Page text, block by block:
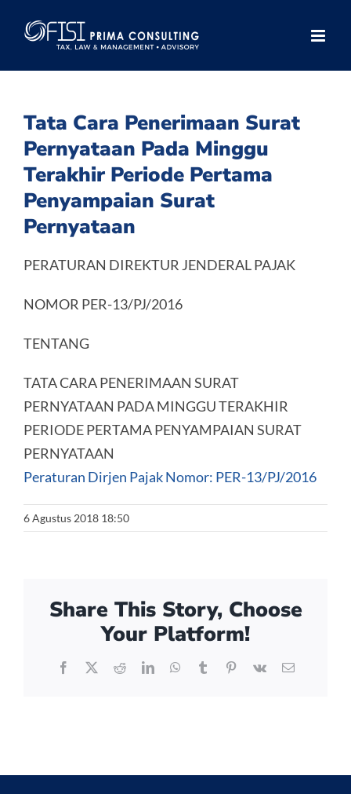
Tata Cara Penerimaan Surat
Pernyataan Pada Minggu
Terakhir Periode Pertama
Penyampaian Surat
Pernyataan
PERATURAN DIREKTUR JENDERAL PAJAK
NOMOR PER-13/PJ/2016
TENTANG
TATA CARA PENERIMAAN SURAT
PERNYATAAN PADA MINGGU TERAKHIR
PERIODE PERTAMA PENYAMPAIAN SURAT
PERNYATAAN
Peraturan Dirjen Pajak Nomor: PER-13/PJ/2016
6 Agustus 2018 18:50
Share This Story, Choose
Your Platform!
Facebook
X RedditLinkedInWhatsApp
TumblrPinterest
Vk Email